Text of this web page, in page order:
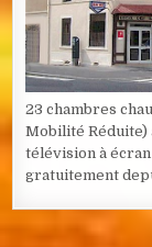
23 chambres
Mobilité Réduite)
télévision à
gratuitement